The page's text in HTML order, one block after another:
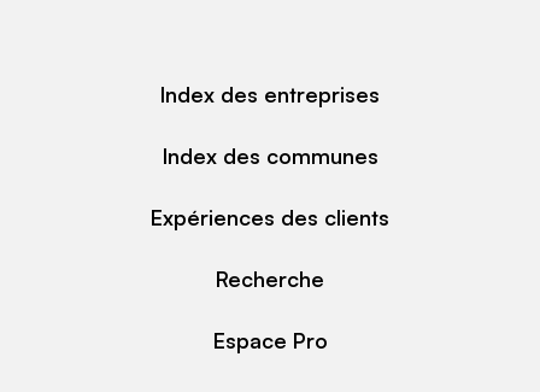
Index des entreprises
Index des communes
Expériences des clients
Recherche
Espace Pro